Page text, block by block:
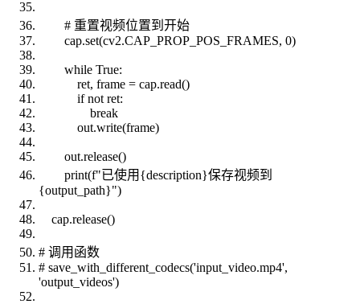
# 重置视频位置到开始
cap.set(cv2.CAP_PROP_POS_FRAMES, 0)
while True:
ret, frame = cap.read()
if not ret:
break
out.write(frame)
out.release()
print(f"已使用{description}保存视频到
{output_path}")
cap.release()
# 调用函数
# save_with_different_codecs('input_video.mp4',
'output_videos')